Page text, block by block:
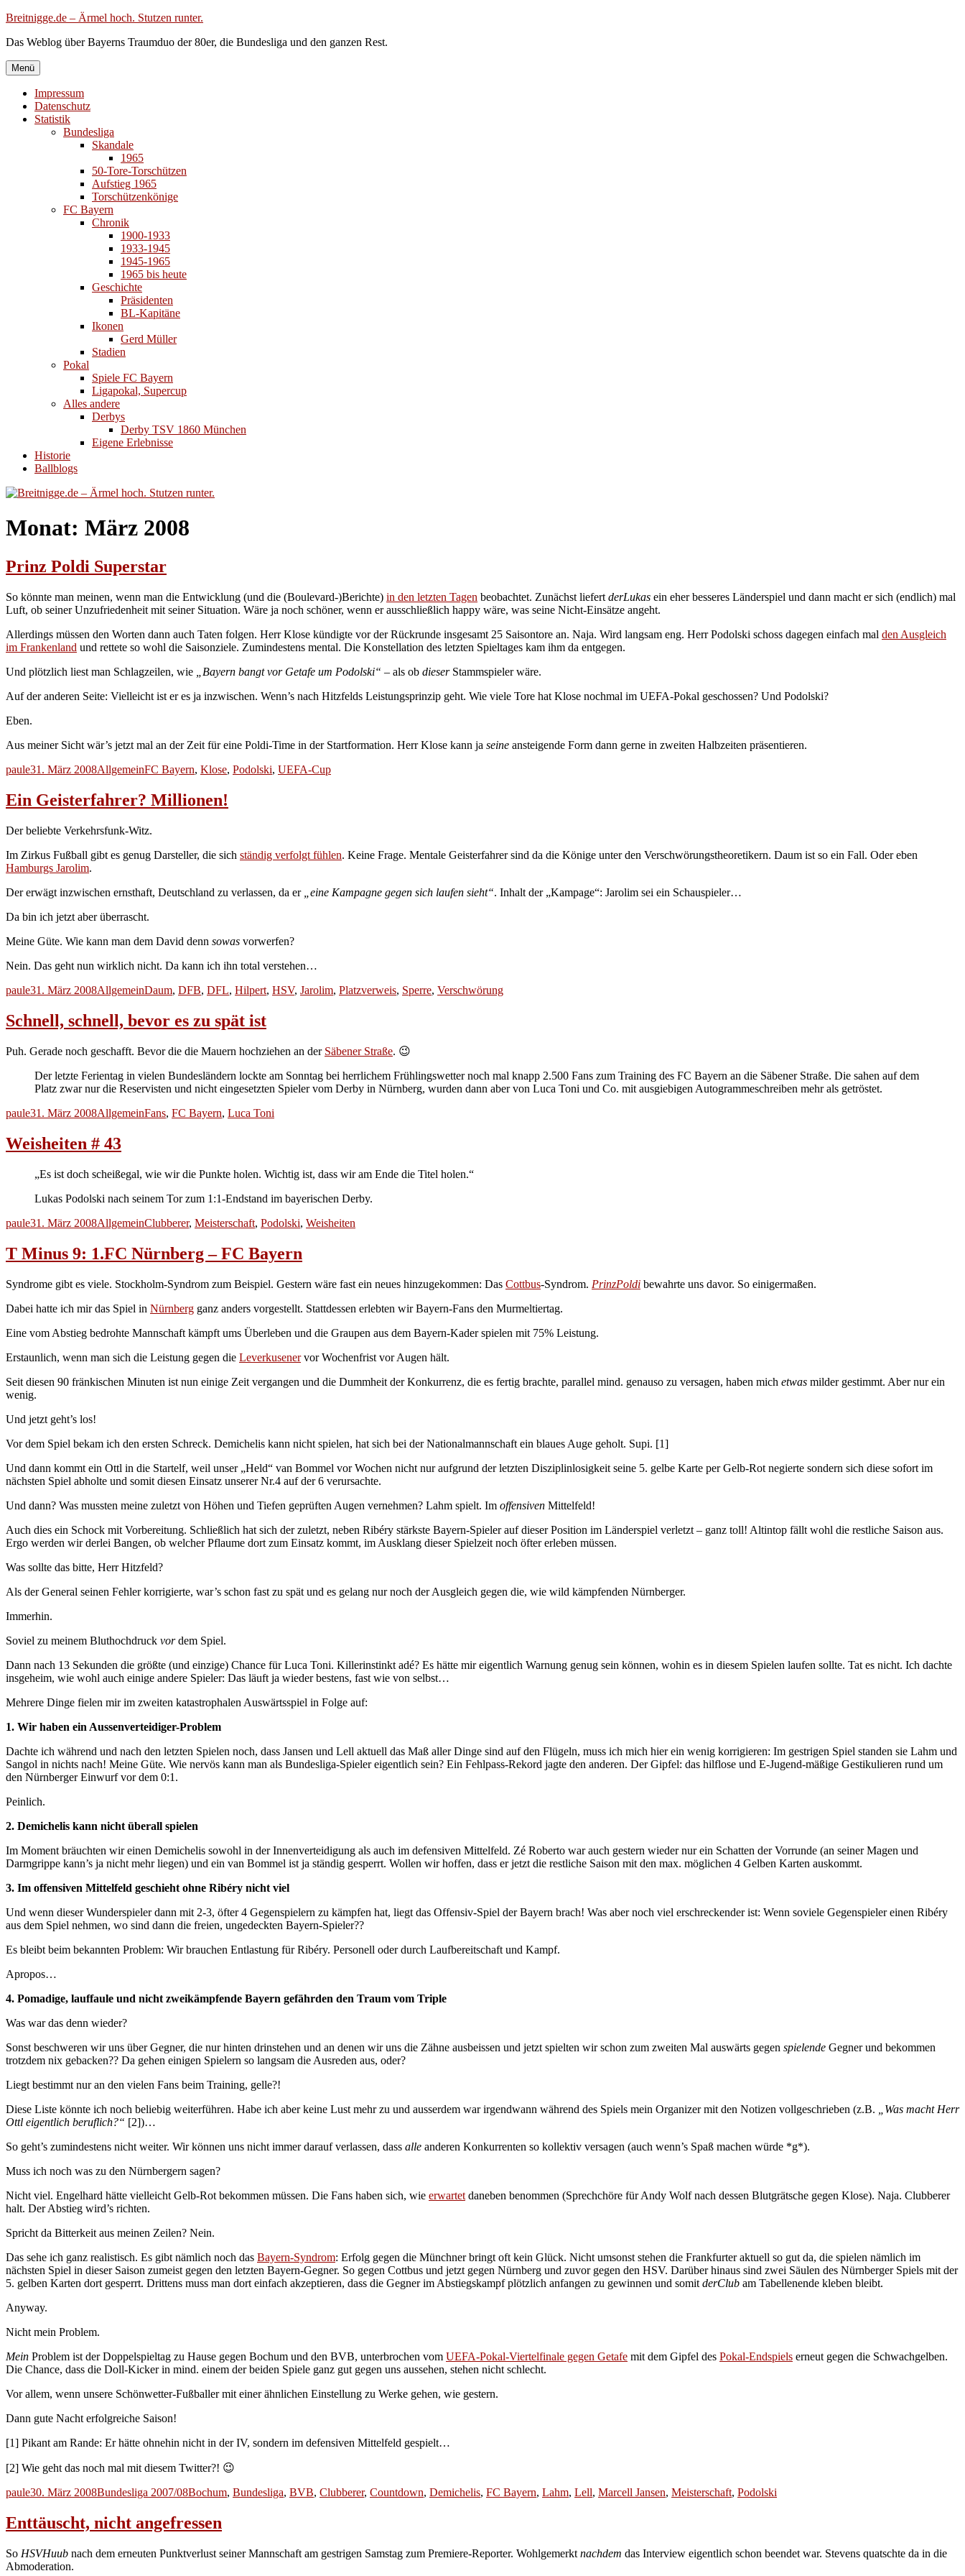
Zum
springen
Breitnigge.de – Ärmel hoch. Stutzen runter.
Das Weblog über Bayerns Traumduo der 80er, die Bundesliga und den ganzen Rest.
Menü
Impressum
Datenschutz
Statistik
Bundesliga
Skandale
1965
50-Tore-Torschützen
Aufstieg 1965
Torschützenkönige
FC Bayern
Chronik
1900-1933
1933-1945
1945-1965
1965 bis heute
Geschichte
Präsidenten
BL-Kapitäne
Ikonen
Gerd Müller
Stadien
Pokal
Spiele FC Bayern
Ligapokal, Supercup
Alles andere
Derbys
Derby TSV 1860 München
Eigene Erlebnisse
Historie
Ballblogs
Monat: März 2008
Prinz Poldi Superstar
So könnte man meinen, wenn man die Entwicklung (und die (Boulevard-)Berichte) in den letzten Tagen beobachtet. Zunächst liefert derLukas ein eher besseres Länderspiel und dann macht er sich (endlich) mal
Luft, ob seiner Unzufriedenheit mit seiner Situation. Wäre ja noch schöner, wenn er ausschließlich happy wäre, was seine Nicht-Einsätze angeht.
Allerdings müssen den Worten dann auch Taten folgen. Herr Klose kündigte vor der Rückrunde insgesamt 25 Saisontore an. Naja. Wird langsam eng. Herr Podolski schoss dagegen einfach mal den Ausgleich
im Frankenland und rettete so wohl die Saisonziele. Zumindestens mental. Die Konstellation des letzten Spieltages kam ihm da entgegen.
Und plötzlich liest man Schlagzeilen, wie
„Bayern bangt vor Getafe um Podolski“ – als ob dieserStammspieler wäre.
Auf der anderen Seite: Vielleicht ist er es ja inzwischen. Wenn’s nach Hitzfelds Leistungsprinzip geht. Wie viele Tore hat Klose nochmal im UEFA-Pokal geschossen? Und Podolski?
Eben.
Aus meiner Sicht wär’s jetzt mal an der Zeit für eine Poldi-Time in der Startformation. Herr Klose kann ja seine ansteigende Form dann gerne in zweiten Halbzeiten präsentieren.
Autor
pauleVeröffentlicht
31. März 2008Kategorien
AllgemeinSchlagwörter
FC Bayern, Klose, Podolski, UEFA-Cup
Ein Geisterfahrer? Millionen!
Der beliebte Verkehrsfunk-Witz.
Im Zirkus Fußball gibt es genug Darsteller, die sich ständig verfolgt fühlen. Keine Frage. Mentale Geisterfahrer sind da die Könige unter den Verschwörungstheoretikern. Daum ist so ein Fall. Oder eben
Hamburgs Jarolim.
Der erwägt inzwischen ernsthaft, Deutschland zu verlassen, da er
„eine Kampagne gegen sich laufen sieht“. Inhalt der „Kampage“: Jarolim sei ein Schauspieler…
Da bin ich jetzt aber überrascht.
Meine Güte. Wie kann man dem David denn sowas vorwerfen?
Nein. Das geht nun wirklich nicht. Da kann ich ihn total verstehen…
Autor
pauleVeröffentlicht
31. März 2008Kategorien
AllgemeinSchlagwörter
Daum, DFB, DFL, Hilpert, HSV, Jarolim, Platzverweis, Sperre, Verschwörung
Schnell, schnell, bevor es zu spät ist
Puh. Gerade noch geschafft. Bevor die die Mauern hochziehen an der Säbener Straße. 😉
Der letzte Ferientag in vielen Bundesländern lockte am Sonntag bei herrlichem Frühlingswetter noch mal knapp 2.500 Fans zum Training des FC Bayern an die Säbener Straße. Die sahen auf dem
Platz zwar nur die Reservisten und nicht eingesetzten Spieler vom Derby in Nürnberg, wurden dann aber von Luca Toni und Co. mit ausgiebigen Autogrammeschreiben mehr als getröstet.
Autor
pauleVeröffentlicht
31. März 2008Kategorien
AllgemeinSchlagwörter
Fans, FC Bayern, Luca Toni
Weisheiten # 43
„Es ist doch scheißegal, wie wir die Punkte holen. Wichtig ist, dass wir am Ende die Titel holen.“
Lukas Podolski nach seinem Tor zum 1:1-Endstand im bayerischen Derby.
Autor
pauleVeröffentlicht
31. März 2008Kategorien
AllgemeinSchlagwörter
Clubberer, Meisterschaft, Podolski, Weisheiten
T Minus 9: 1.FC Nürnberg – FC Bayern
Syndrome gibt es viele. Stockholm-Syndrom zum Beispiel. Gestern wäre fast ein neues hinzugekommen: Das Cottbus-Syndrom. PrinzPoldi bewahrte uns davor. So einigermaßen.
Dabei hatte ich mir das Spiel in Nürnberg ganz anders vorgestellt. Stattdessen erlebten wir Bayern-Fans den Murmeltiertag.
Eine vom Abstieg bedrohte Mannschaft kämpft ums Überleben und die Graupen aus dem Bayern-Kader spielen mit 75% Leistung.
Erstaunlich, wenn man sich die Leistung gegen die Leverkusenervor Wochenfrist vor Augen hält.
Seit diesen 90 fränkischen Minuten ist nun einige Zeit vergangen und die Dummheit der Konkurrenz, die es fertig brachte, parallel mind. genauso zu versagen, haben mich etwas milder gestimmt. Aber nur ein
wenig.
Und jetzt geht’s los!
Vor dem Spiel bekam ich den ersten Schreck. Demichelis kann nicht spielen, hat sich bei der Nationalmannschaft ein blaues Auge geholt. Supi. [1]
Und dann kommt ein Ottl in die Startelf, weil unser „Held“ van Bommel vor Wochen nicht nur aufgrund der letzten Disziplinlosigkeit seine 5. gelbe Karte per Gelb-Rot negierte sondern sich diese sofort im
nächsten Spiel abholte und somit diesen Einsatz unserer Nr.4 auf der 6 verursachte.
Und dann? Was mussten meine zuletzt von Höhen und Tiefen geprüften Augen vernehmen? Lahm spielt. Im offensiven Mittelfeld!
Auch dies ein Schock mit Vorbereitung. Schließlich hat sich der zuletzt, neben Ribéry stärkste Bayern-Spieler auf dieser Position im Länderspiel verletzt – ganz toll! Altintop fällt wohl die restliche Saison aus.
Ergo werden wir derlei Bangen, ob welcher Pflaume dort zum Einsatz kommt, im Ausklang dieser Spielzeit noch öfter erleben müssen.
Was sollte das bitte, Herr Hitzfeld?
Als der General seinen Fehler korrigierte, war’s schon fast zu spät und es gelang nur noch der Ausgleich gegen die, wie wild kämpfenden Nürnberger.
Immerhin.
Soviel zu meinem Bluthochdruck vordem Spiel.
Dann nach 13 Sekunden die größte (und einzige) Chance für Luca Toni. Killerinstinkt adé? Es hätte mir eigentlich Warnung genug sein können, wohin es in diesem Spielen laufen sollte. Tat es nicht. Ich dachte
insgeheim, wie wohl auch einige andere Spieler: Das läuft ja wieder bestens, fast wie von selbst…
Mehrere Dinge fielen mir im zweiten katastrophalen Auswärtsspiel in Folge auf:
1. Wir haben ein Aussenverteidiger-Problem
Dachte ich während und nach den letzten Spielen noch, dass Jansen und Lell aktuell das Maß aller Dinge sind auf den Flügeln, muss ich mich hier ein wenig korrigieren: Im gestrigen Spiel standen sie Lahm und
Sangol in nichts nach! Meine Güte. Wie nervös kann man als Bundesliga-Spieler eigentlich sein? Ein Fehlpass-Rekord jagte den anderen. Der Gipfel: das hilflose und E-Jugend-mäßige Gestikulieren rund um
den Nürnberger Einwurf vor dem 0:1.
Peinlich.
2. Demichelis kann nicht überall spielen
Im Moment bräuchten wir einen Demichelis sowohl in der Innenverteidigung als auch im defensiven Mittelfeld. Zé Roberto war auch gestern wieder nur ein Schatten der Vorrunde (an seiner Magen und
Darmgrippe kann’s ja nicht mehr liegen) und ein van Bommel ist ja ständig gesperrt. Wollen wir hoffen, dass er jetzt die restliche Saison mit den max. möglichen 4 Gelben Karten auskommt.
3. Im offensiven Mittelfeld geschieht ohne Ribéry nicht viel
Und wenn dieser Wunderspieler dann mit 2-3, öfter 4 Gegenspielern zu kämpfen hat, liegt das Offensiv-Spiel der Bayern brach! Was aber noch viel erschreckender ist: Wenn soviele Gegenspieler einen Ribéry
aus dem Spiel nehmen, wo sind dann die freien, ungedeckten Bayern-Spieler??
Es bleibt beim bekannten Problem: Wir brauchen Entlastung für Ribéry. Personell oder durch Laufbereitschaft und Kampf.
Apropos…
4. Pomadige, lauffaule und nicht zweikämpfende Bayern gefährden den Traum vom Triple
Was war das denn wieder?
Sonst beschweren wir uns über Gegner, die nur hinten drinstehen und an denen wir uns die Zähne ausbeissen und jetzt spielten wir schon zum zweiten Mal auswärts gegen spielende Gegner und bekommen
trotzdem nix gebacken?? Da gehen einigen Spielern so langsam die Ausreden aus, oder?
Liegt bestimmt nur an den vielen Fans beim Training, gelle?!
Diese Liste könnte ich noch beliebig weiterführen. Habe ich aber keine Lust mehr zu und ausserdem war irgendwann während des Spiels mein Organizer mit den Notizen vollgeschrieben (z.B.
„Was macht Herr
Ottl eigentlich beruflich?“ [2])…
So geht’s zumindestens nicht weiter. Wir können uns nicht immer darauf verlassen, dass alle anderen Konkurrenten so kollektiv versagen (auch wenn’s Spaß machen würde *g*).
Muss ich noch was zu den Nürnbergern sagen?
Nicht viel. Engelhard hätte vielleicht Gelb-Rot bekommen müssen. Die Fans haben sich, wie erwartet daneben benommen (Sprechchöre für Andy Wolf nach dessen Blutgrätsche gegen Klose). Naja. Clubberer
halt. Der Abstieg wird’s richten.
Spricht da Bitterkeit aus meinen Zeilen? Nein.
Das sehe ich ganz realistisch. Es gibt nämlich noch das Bayern-Syndrom: Erfolg gegen die Münchner bringt oft kein Glück. Nicht umsonst stehen die Frankfurter aktuell so gut da, die spielen nämlich im
nächsten Spiel in dieser Saison zumeist gegen den letzten Bayern-Gegner. So gegen Cottbus und jetzt gegen Nürnberg und zuvor gegen den HSV. Darüber hinaus sind zwei Säulen des Nürnberger Spiels mit der
5. gelben Karten dort gesperrt. Drittens muss man dort einfach akzeptieren, dass die Gegner im Abstiegskampf plötzlich anfangen zu gewinnen und somit derClub am Tabellenende kleben bleibt.
Anyway.
Nicht mein Problem.
Mein Problem ist der Doppelspieltag zu Hause gegen Bochum und den BVB, unterbrochen vom UEFA-Pokal-Viertelfinale gegen Getafe mit dem Gipfel des Pokal-Endspiels erneut gegen die Schwachgelben.
Die Chance, dass die Doll-Kicker in mind. einem der beiden Spiele ganz gut gegen uns aussehen, stehen nicht schlecht.
Vor allem, wenn unsere Schönwetter-Fußballer mit einer ähnlichen Einstellung zu Werke gehen, wie gestern.
Dann gute Nacht erfolgreiche Saison!
[1] Pikant am Rande: Er hätte ohnehin nicht in der IV, sondern im defensiven Mittelfeld gespielt…
[2] Wie geht das noch mal mit diesem Twitter?! 😉
Autor
pauleVeröffentlicht
30. März 2008Kategorien
Bundesliga 2007/08Schlagwörter
Bochum, Bundesliga, BVB, Clubberer, Countdown, Demichelis, FC Bayern, Lahm, Lell, Marcell Jansen, Meisterschaft, Podolski
Enttäuscht, nicht angefressen
So HSVHuub nach dem erneuten Punktverlust seiner Mannschaft am gestrigen Samstag zum Premiere-Reporter. Wohlgemerkt nachdem das Interview eigentlich schon beendet war. Stevens quatschte da in die
Abmoderation.